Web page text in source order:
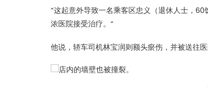
”这起意外导致一名乘客区忠义（退休人士，
浓医院接受治疗。“
他说，轿车司机林宝润则额头瘀伤，并被送往